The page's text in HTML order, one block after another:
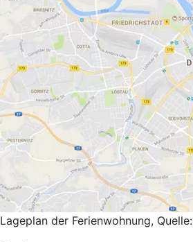
Lageplan der Ferienwohnung,